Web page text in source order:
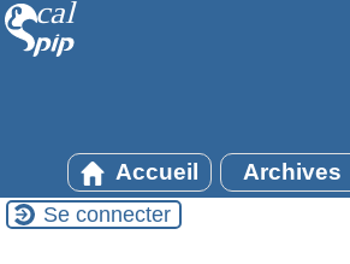
Accueil Archives
Se connecter